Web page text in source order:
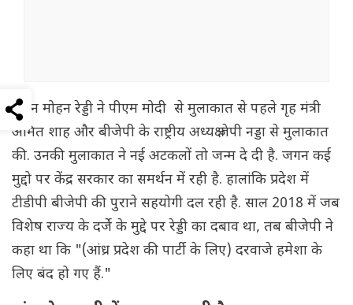
जगन मोहन रेड्डी ने पीएम मोदी से मुलाकात से पहले गृह मंत्री
अमित शाह और बीजेपी के राष्ट्रीय अध्यक्ष जेपी नड्डा से मुलाकात
की. उनकी मुलाकात ने नई अटकलों तो जन्म दे दी है. जगन कई
मुद्दो पर केंद्र सरकार का समर्थन में रही है. हालांकि प्रदेश में
टीडीपी बीजेपी की पुराने सहयोगी दल रही है. साल 2018 में जब
विशेष राज्य के दर्जे के मुद्दे पर रेड्डी का दबाव था, तब बीजेपी ने
कहा था कि "(आंध्र प्रदेश की पार्टी के लिए) दरवाजे हमेशा के
लिए बंद हो गए हैं."